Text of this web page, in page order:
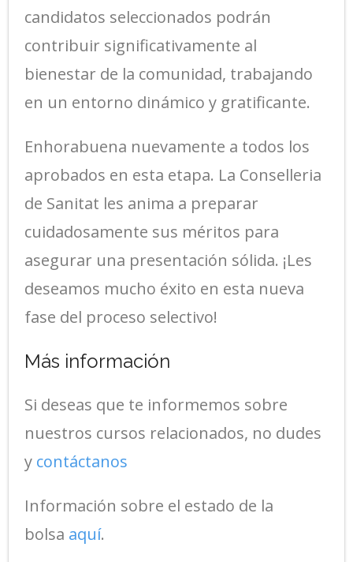
candidatos seleccionados podrán
contribuir significativamente al
bienestar de la comunidad, trabajando
en un entorno dinámico y gratificante.
Enhorabuena nuevamente a todos los
aprobados en esta etapa. La Conselleria
de Sanitat les anima a preparar
cuidadosamente sus méritos para
asegurar una presentación sólida. ¡Les
deseamos mucho éxito en esta nueva
fase del proceso selectivo!
Más información
Si deseas que te informemos sobre
nuestros cursos relacionados, no dudes
y contáctanos
Información sobre el estado de la
bolsa aquí.